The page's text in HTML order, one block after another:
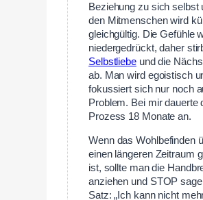
Beziehung zu sich selbst
den Mitmenschen wird
gleichgültig. Die Gefühle
niedergedrückt, daher
Selbstliebeund die
ab. Man wird egoistisch
fokussiert sich nur noch
Problem. Bei mir dauerte
Prozess 18 Monate an.
Wenn das Wohlbefinden
einen längeren Zeitraum
ist, sollte man die
anziehen und STOP
Satz: „Ich kann nicht